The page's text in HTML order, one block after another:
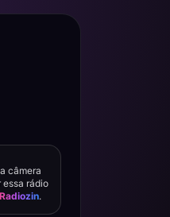
câmera
essa rádio
Radiozin.